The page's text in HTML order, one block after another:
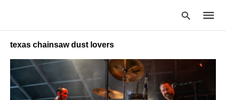
Type
search
texas chainsaw dust lovers